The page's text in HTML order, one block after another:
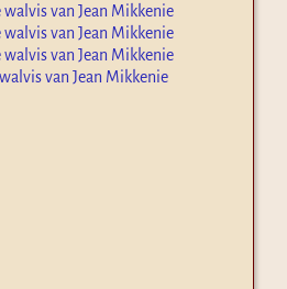
walvis van Jean Mikkenie
walvis van Jean Mikkenie
walvis van Jean Mikkenie
van Jean Mikkenie